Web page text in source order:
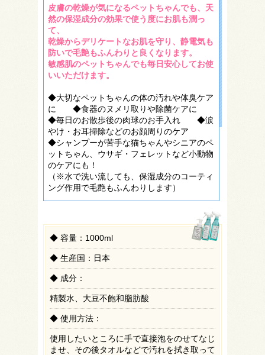
皮膚の乾燥が気になるペットちゃんでも、天
然の保湿成分の効果で使う度にお肌も潤っ
て、
乾燥からデリケートなお肌を守り、静電気も
防いで毛艶もふんわりと良くなります。
敏感肌のペットちゃんでも毎日安心してお使
いいただけます。
◆大切なペットちゃんの体の汚れや体臭ケア
に ◆食器のヌメリ取りや除菌ケアに
◆毎日のお散歩後の肉球のお手入れ ◆涙
やけ・お耳掃除などのお顔周りのケア
◆シャンプーが苦手な猫ちゃんやシニアのペ
ットちゃん、ウサギ・フェレットなど小動物
のケアにも！
（※水で洗い流しても、保湿成分のコーティ
ング作用で毛艶もふんわりします）
◆ 容量： 1000ml
◆ 生産国： 日本
◆ 成分：
精製水、大豆不飽和脂肪酸
◆ 使用方法：
使用したいところに手で直接泡をのせてなじ
ませ、その後タオルなどで汚れを拭き取って